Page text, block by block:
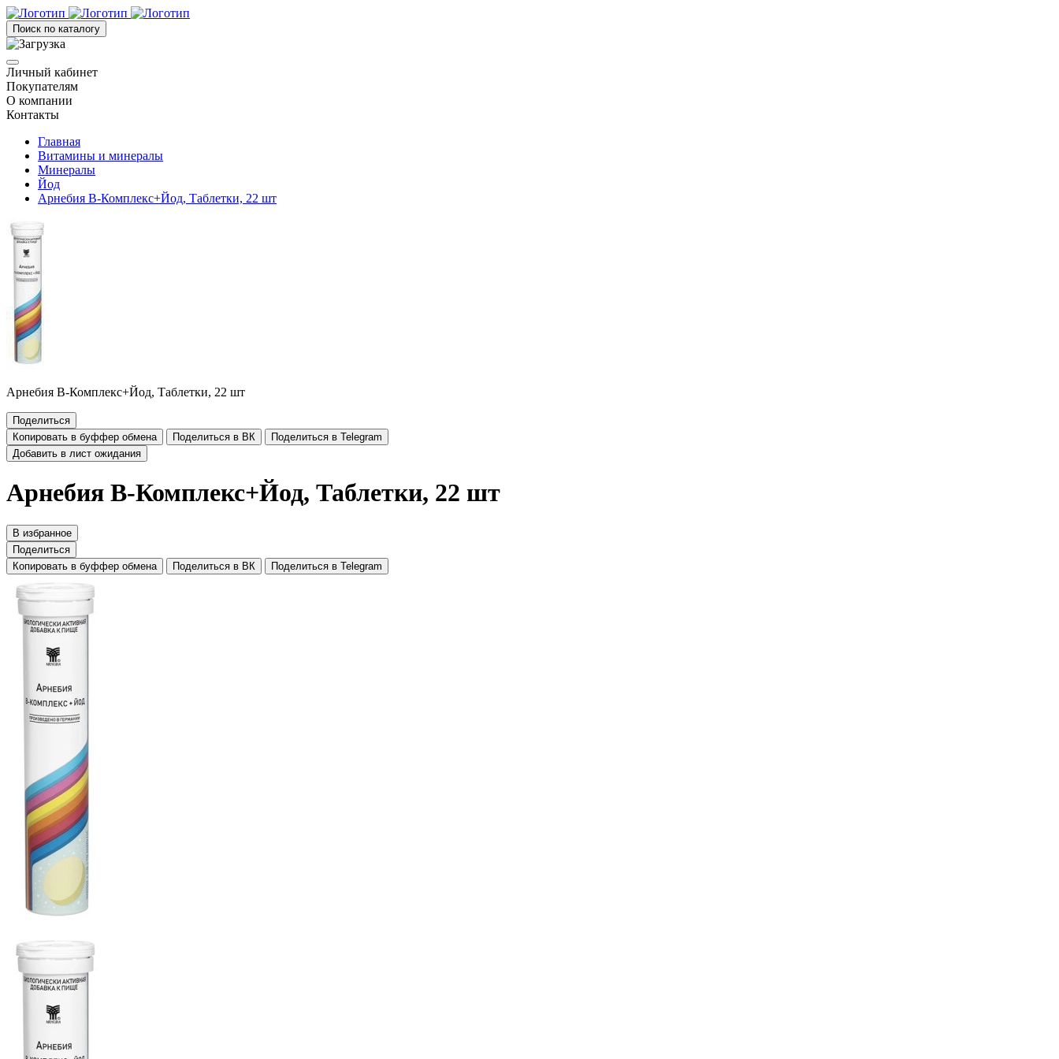
Поиск по каталогу
Личный кабинет
Покупателям
О компании
Контакты
Главная
Витамины и минералы
Минералы
Йод
Арнебия В-Комплекс+Йод, Таблетки, 22 шт
Арнебия В-Комплекс+Йод, Таблетки, 22 шт
Поделиться
Копировать в буффер обмена
Поделиться в ВК
Поделиться в Telegram
Добавить в лист ожидания
Арнебия В-Комплекс+Йод, Таблетки, 22 шт
В избранное
Поделиться
Копировать в буффер обмена
Поделиться в ВК Поделиться в Telegram